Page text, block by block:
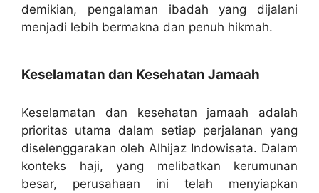
demikian, pengalaman ibadah yang dijalani
menjadi lebih bermakna dan penuh hikmah.
Keselamatan dan Kesehatan Jamaah
Keselamatan dan kesehatan jamaah adalah
prioritas utama dalam setiap perjalanan yang
diselenggarakan oleh Alhijaz Indowisata. Dalam
konteks haji, yang melibatkan kerumunan
besar, perusahaan ini telah menyiapkan